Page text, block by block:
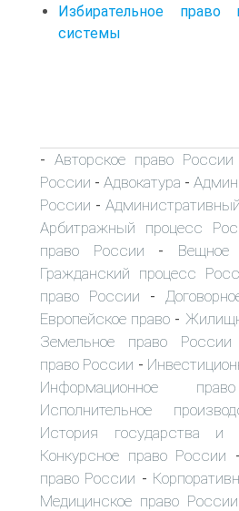
Избирательное право
системы
- Авторское право России
России - Адвокатура -
России -
Арбитражный процесс
право России - Вещное
Гражданский процесс
право России -
Европейское право -
Земельное право России
право России -
Информационное
Исполнительное
История государства и
Конкурсное право России
право России -
Медицинское право России